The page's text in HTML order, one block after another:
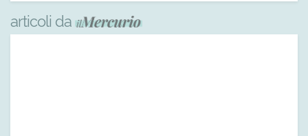
articoli da